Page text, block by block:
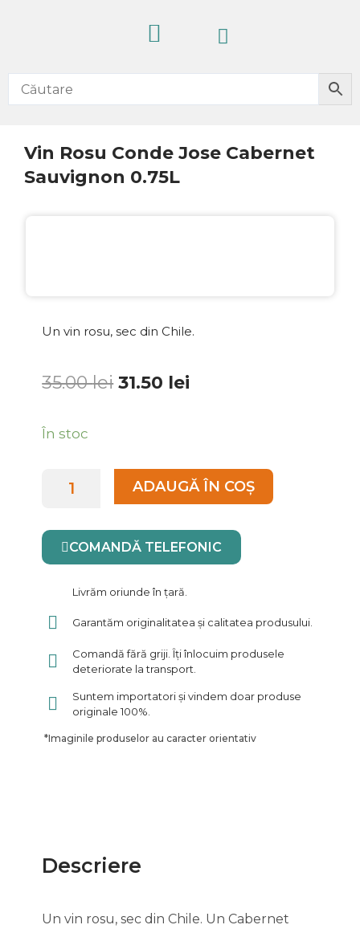
Cart
Vin Rosu Conde Jose Cabernet
Sauvignon 0.75L
Un vin rosu, sec din Chile.
35.00lei Prețul
35.00 lei.
31.50 lei
În stoc
Cantitate
Cabernet
Sauvignon
0.75L
ADAUGĂ ÎN COȘ
COMANDĂ TELEFONIC
Livrăm oriunde în țară.
Garantăm originalitatea și calitatea produsului.
Comandă fără griji. Îți înlocuim produsele
deteriorate la transport.
Suntem importatori și vindem doar produse
originale 100%.
*Imaginile produselor au caracter orientativ
Descriere
Un vin rosu, sec din Chile. Un Cabernet